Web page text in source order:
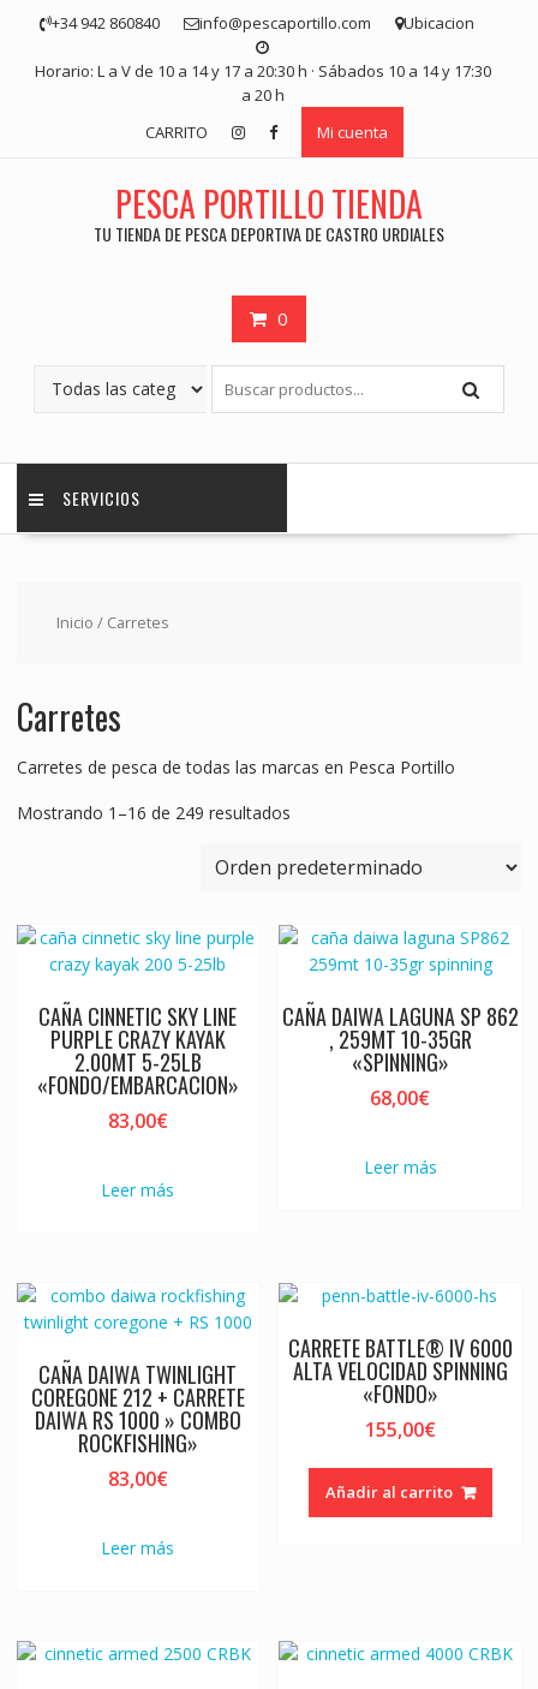
contenido
+34 942 860840 info@pescaportillo.com Ubicacion
Horario: L a V de 10 a 14 y 17 a 20:30 h · Sábados 10 a 14 y 17:30
a 20 h
CARRITO
Mi cuenta
PESCA PORTILLO TIENDA
TU TIENDA DE PESCA DEPORTIVA DE CASTRO URDIALES
0
SERVICIOS
Inicio / Carretes
Carretes
Carretes de pesca de todas las marcas en Pesca Portillo
Mostrando 1–16 de 249 resultados
CAÑA CINNETIC SKY LINE
PURPLE CRAZY KAYAK
2.00MT 5-25LB
«FONDO/EMBARCACION»
83,00€
Leer más
CAÑA DAIWA LAGUNA SP 862
, 259MT 10-35GR
«SPINNING»
68,00€
Leer más
CAÑA DAIWA TWINLIGHT
COREGONE 212 + CARRETE
DAIWA RS 1000 » COMBO
ROCKFISHING»
83,00€
Leer más
CARRETE BATTLE® IV 6000
ALTA VELOCIDAD SPINNING
«FONDO»
155,00€
Añadir al carrito